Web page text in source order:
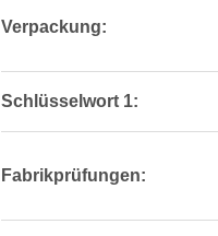
Verpackung:
Schlüsselwort 1:
Fabrikprüfungen: